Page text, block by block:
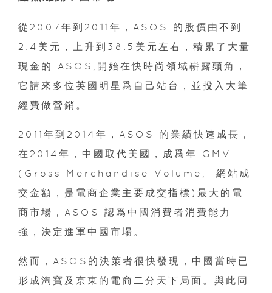
從2007年到2011年，ASOS 的股價由不到
2.4美元，上升到38.5美元左右，積累了大量
現金的 ASOS,開始在快時尚領域嶄露頭角，
它請來多位英國明星爲自己站台，並投入大筆
經費做營銷。
2011年到2014年，ASOS 的業績快速成長，
在2014年，中國取代美國，成爲年 GMV
(Gross Merchandise Volume, 網站成
交金額，是電商企業主要成交指標)最大的電
商市場，ASOS 認爲中國消費者消費能力
強，決定進軍中國市場。
然而，ASOS的決策者很快發現，中國當時已
形成淘寶及京東的電商二分天下局面。與此同